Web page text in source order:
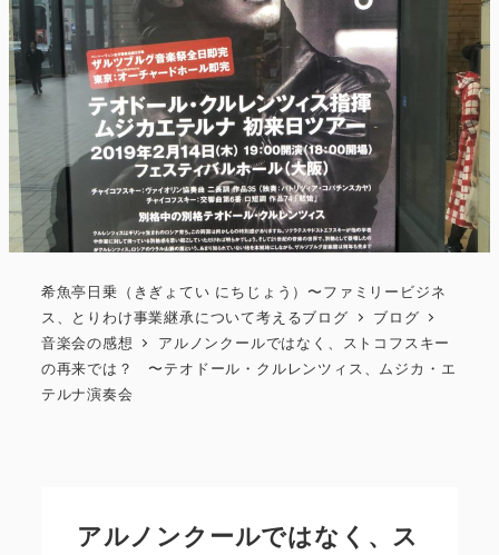
希魚亭日乗（きぎょてい にちじょう）〜ファミリービジネ
ス、とりわけ事業継承について考えるブログ
ブログ
音楽会の感想
アルノンクールではなく、ストコフスキー
の再来では？ 〜テオドール・クルレンツィス、ムジカ・エ
テルナ演奏会
アルノンクールではなく、ス